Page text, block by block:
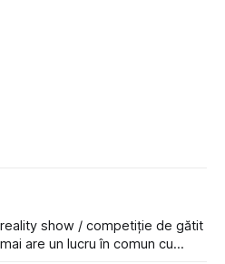
show / competiție de gătit
are un lucru în comun cu